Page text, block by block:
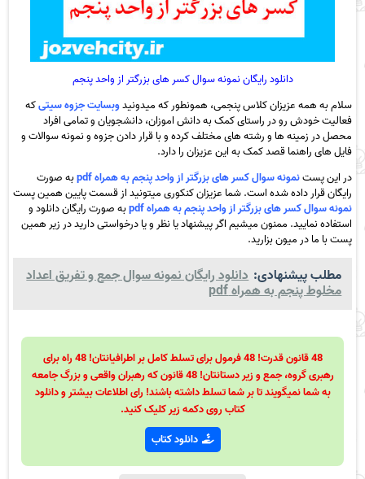
دانلود رایگان نمونه سوال کسر های بزرگتر از واحد پنجم
سلام به همه عزیزان کلاس پنجمی، همونطور که میدونیدوبسایتجزوه سیتیکه
فعالیت خودش رو در راستای کمک به دانش اموزان، دانشجویان و تمامی افراد
محصل در زمینه ها و رشته های مختلف کرده و با قرار دادن جزوه و نمونه سوالات و
فایل های راهنما قصد کمک به این عزیزان را دارد.
در این پستنمونه سوال کسر های بزرگتر از واحد پنجم به همراه pdf
به صورت
رایگان قرار داده شده است. شما عزیزان کنکوری میتونید از قسمت پایین همین پست
نمونه سوال کسر های بزرگتر از واحد پنجم به همراه pdf
به صورت رایگان دانلود و
استفاده نمایید. ممنون میشیم اگر پیشنهاد یا نظر و یا درخواستی دارید در زیر همین
پست با ما در میون بزارید.
مطلب پیشنهادی: دانلود رایگان نمونه سوال جمع و تفریق اعداد
مخلوط پنجم به همراه pdf
48 قانون قدرت! 48 فرمول برای تسلط کامل بر اطرافیانتان! 48 راه برای
رهبری گروه، جمع و زیر دستانتان! 48 قانون که رهبران واقعی و بزرگ جامعه
به شما نمیگویند تا بر شما تسلط داشته باشند! رای اطلاعات بیشتر و دانلود
کتاب روی دکمه زیر کلیک کنید.
دانلود کتاب